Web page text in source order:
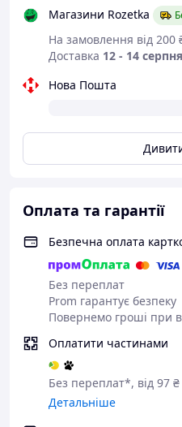
Магазини Rozetka
На замовлення від 200
Доставка 12 - 14 серпня
Нова Пошта
Оплата та гарантії
Безпечна оплата
Без переплат
Prom гарантує безпеку
Повернемо гроші при
Оплатити частинами
Без переплат*, від 97 ₴
Детальніше